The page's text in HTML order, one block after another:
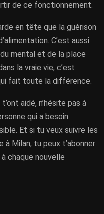
de ce fonctionnement.
en tête que la guérison
C’est aussi
mental et de la place
la vraie vie, c’est
fait toute la différence.
aidé, n’hésite pas à
qui a besoin
Et si tu veux suivre les
à Milan, tu peux t’abonner
chaque nouvelle